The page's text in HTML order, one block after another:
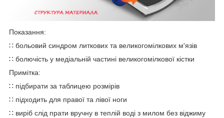
Показання:
∷ больовий синдром литкових та великогомілкових м'язів
∷ болючість у медіальній частині великогомілкової кістки
Примітка:
∷ підбирати за таблицею розмірів
∷ підходить для правої та лівої ноги
∷ виріб слід прати вручну в теплій воді з милом без віджиму